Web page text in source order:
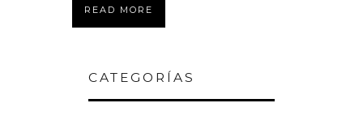
READ MORE
CATEGORÍAS